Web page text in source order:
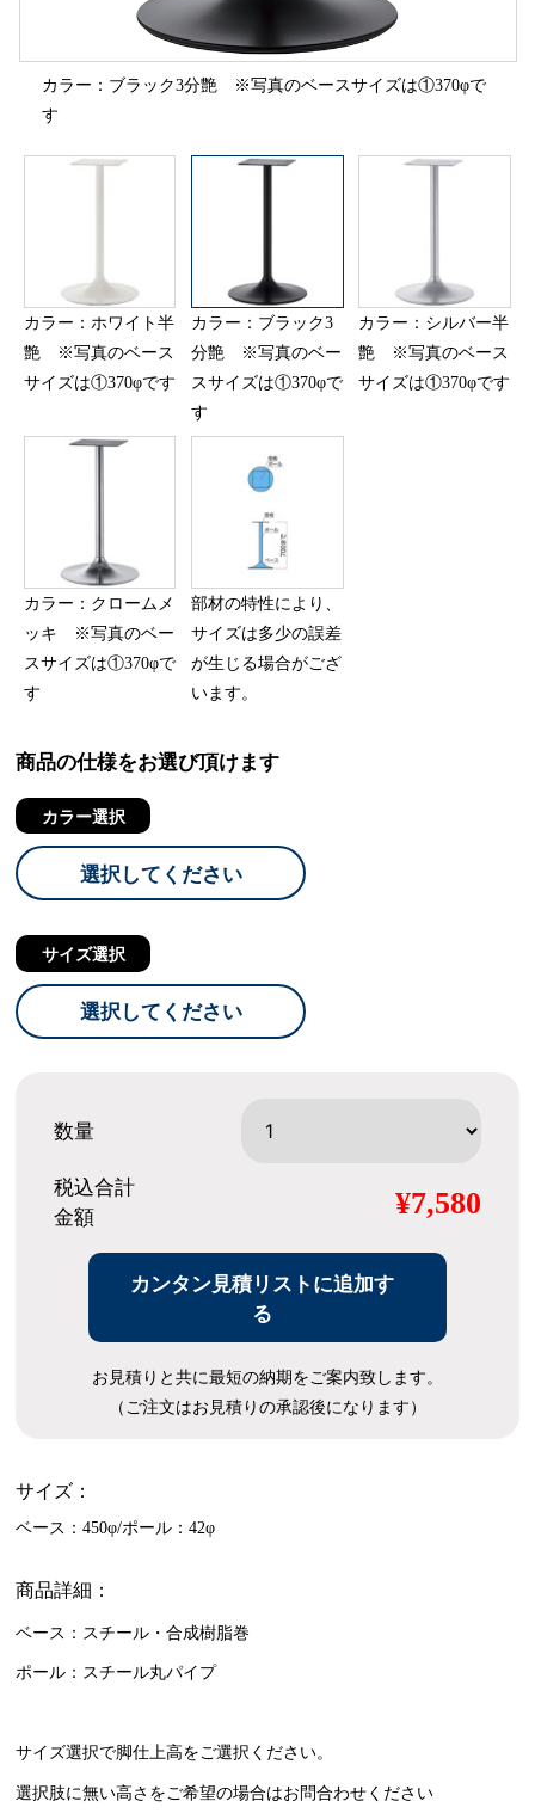
カラー：ブラック3分艶 ※写真のベースサイズは①370φで
す
カラー：ホワイト半
艶 ※写真のベース
サイズは①370φです
カラー：ブラック3
分艶 ※写真のベー
スサイズは①370φで
す
カラー：シルバー半
艶 ※写真のベース
サイズは①370φです
カラー：クロームメ
ッキ ※写真のベー
スサイズは①370φで
す
部材の特性により、
サイズは多少の誤差
が生じる場合がござ
います。
商品の仕様をお選び頂けます
カラー選択
選択してください
サイズ選択
選択してください
数量
税込合計
金額
¥7,580
カンタン見積リストに追加す
る
お見積りと共に最短の納期をご案内致します。
（ご注文はお見積りの承認後になります）
サイズ：
ベース：450φ/ポール：42φ
商品詳細：
ベース：スチール・合成樹脂巻
ポール：スチール丸パイプ
サイズ選択で脚仕上高をご選択ください。
選択肢に無い高さをご希望の場合はお問合わせください